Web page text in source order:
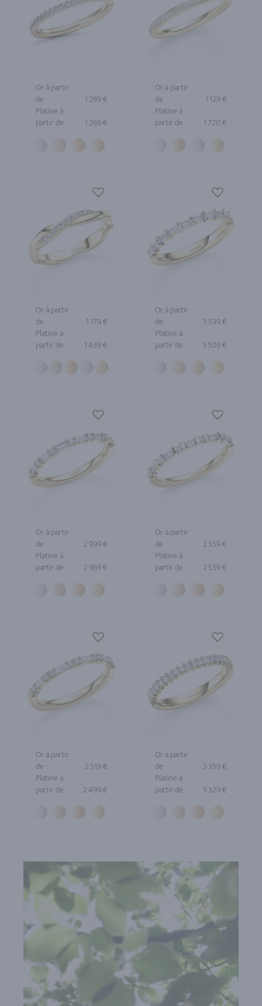
Or à partir
de
1 289 €
Platine à
partir de
1 269 €
Or à partir
de
1 129 €
Platine à
partir de
1 720 €
Or à partir
de
1 179 €
Platine à
partir de
1 439 €
Or à partir
de
3 539 €
Platine à
partir de
3 509 €
Or à partir
de
2 999 €
Platine à
partir de
2 969 €
Or à partir
de
2 559 €
Platine à
partir de
2 539 €
Or à partir
de
2 519 €
Platine à
partir de
2 499 €
Or à partir
de
3 359 €
Platine à
partir de
3 329 €